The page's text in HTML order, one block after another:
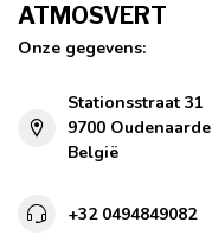
ATMOSVERT
Onze gegevens:
Stationsstraat 31
9700 Oudenaarde
België
+32 0494849082